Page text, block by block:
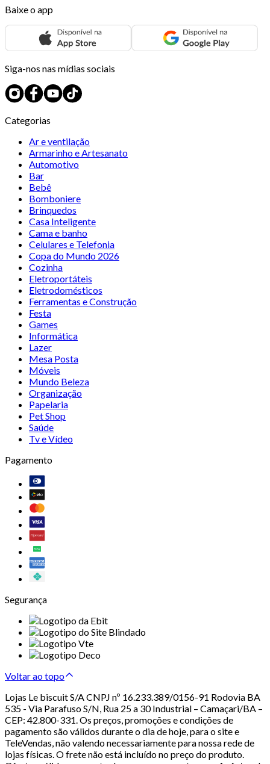
Baixe o app
Siga-nos nas mídias sociais
Categorias
Ar e ventilação
Armarinho e Artesanato
Automotivo
Bar
Bebê
Bomboniere
Brinquedos
Casa Inteligente
Cama e banho
Celulares e Telefonia
Copa do Mundo 2026
Cozinha
Eletroportáteis
Eletrodomésticos
Ferramentas e Construção
Festa
Games
Informática
Lazer
Mesa Posta
Móveis
Mundo Beleza
Organização
Papelaria
Pet Shop
Saúde
Tv e Vídeo
Pagamento
Segurança
Voltar ao topo
Lojas Le biscuit S/A CNPJ nº 16.233.389/0156-91 Rodovia BA
535 - Via Parafuso S/N, Rua 25 a 30 Industrial – Camaçari/BA –
CEP: 42.800-331. Os preços, promoções e condições de
pagamento são válidos durante o dia de hoje, para o site e
TeleVendas, não valendo necessariamente para nossa rede de
lojas físicas. O frete não está incluído no preço do produto.